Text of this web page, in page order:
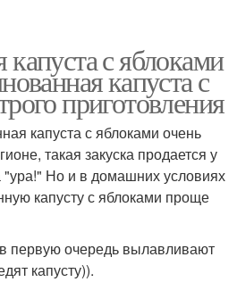
с яблоками
капуста с
приготовления
капуста с яблоками очень
такая закуска продается у
Но и в домашних условиях
капусту с яблоками проще
первую очередь вылавливают
капусту)).